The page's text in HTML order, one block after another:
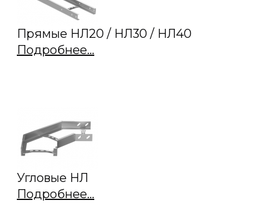
Прямые НЛ20 / НЛ30 / НЛ40
Подробнее...
Угловые НЛ
Подробнее...